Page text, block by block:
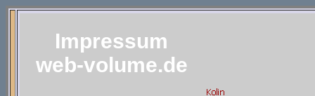
Impressum
web-volume.de